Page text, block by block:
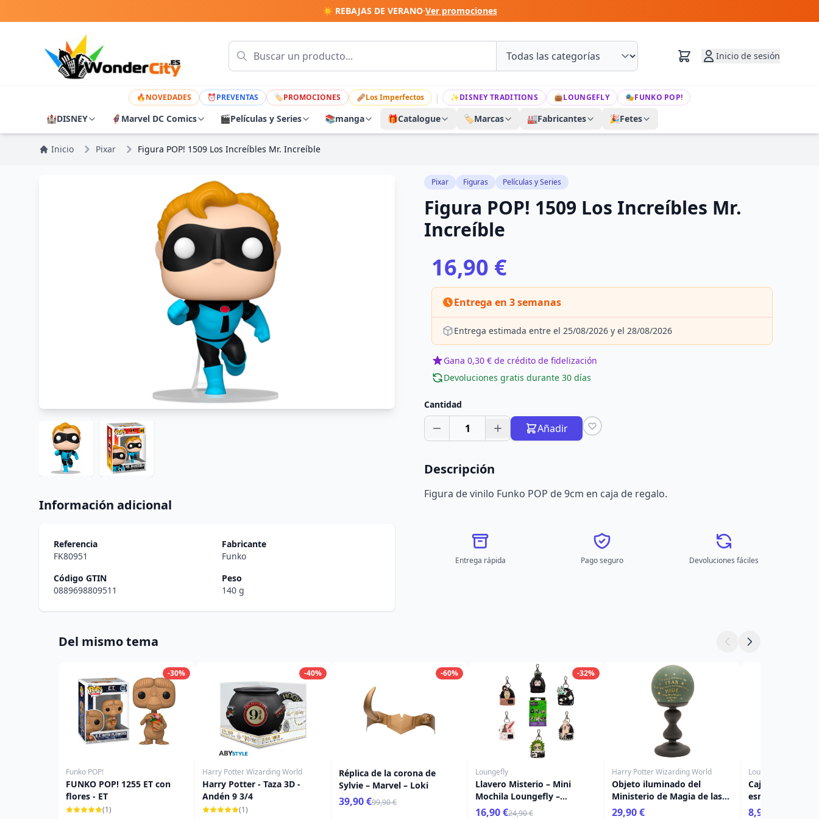
☀️ REBAJAS DE VERANO·Ver promociones
Inicio de sesión
🔥NOVEDADES ⏰PREVENTAS 🏷PROMOCIONES 🩹Los Imperfectos | ✨DISNEY TRADITIONS 👜LOUNGEFLY 🎭FUNKO POP!
🏰DISNEY 🦸 Marvel DC Comics 🎬Películas y Series 📚manga 🎁Catalogue 🏷️Marcas 🏭Fabricantes 🎉Fetes
Inicio Pixar Figura POP! 1509 Los Increíbles Mr. Increíble
Información adicional
Referencia
FK80951
Fabricante
Funko
Código GTIN
0889698809511
Peso
140 g
Pixar Figuras Películas y Series
Figura POP! 1509 Los Increíbles Mr.
Increíble
16,90 €
Entrega en 3 semanas
Entrega estimada entre el 25/08/2026 y el 28/08/2026
Gana 0,30 € de crédito de fidelización
Devoluciones gratis durante 30 días
Cantidad
1 Añadir
Descripción
Figura de vinilo Funko POP de 9cm en caja de regalo.
Entrega rápida Pago seguro Devoluciones fáciles
Del mismo tema
-30%
Funko POP!
FUNKO POP! 1255 ET con
flores - ET
(1)
-40%
Harry Potter Wizarding World
Harry Potter - Taza 3D -
Andén 9 3/4
(1)
-60%
Réplica de la corona de
Sylvie – Marvel – Loki
39,90 €99,90 €
-32%
Loungefly
Llavero Misterio – Mini
Mochila Loungefly –
Beetlejuice
16,90 €24,90 €
Harry Potter Wizarding World
Objeto iluminado del
Ministerio de Magia de las
Artes Oscuras - Harry Potter
29,90 €
Loungefly
Caja sorpresa -
esmalte
entrenar a tu
8,90 €